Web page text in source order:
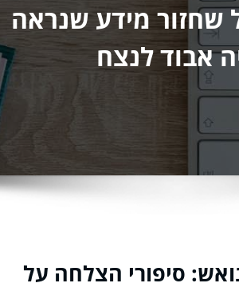
שחזור מידע שנראה
אבוד לנצח
סיפורי הצלחה על